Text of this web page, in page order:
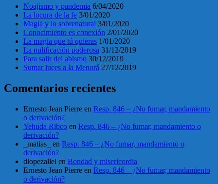
Noajismo y pandemia 6/04/2020
La locura de la fe 3/01/2020
Magia y lo sobrenatural 3/01/2020
Conocimiento es conexión 2/01/2020
La magia que tú quieras 1/01/2020
La nulificación poderosa 31/12/2019
Para salir del abismo 30/12/2019
Sumar luces a la Menorá 27/12/2019
Comentarios recientes
Ernesto Jean Pierre en Resp. 846 – ¿No fumar, mandamiento
o derivación?
Yehuda Ribco en Resp. 846 – ¿No fumar, mandamiento o
derivación?
_matias_
en Resp. 846 – ¿No fumar, mandamiento o
derivación?
dlopezallel en Bondad y misericordia
Ernesto Jean Pierre en Resp. 846 – ¿No fumar, mandamiento
o derivación?